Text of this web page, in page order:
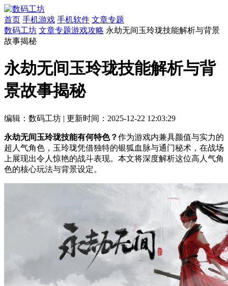
首页 手机游戏 手机软件 文章专题
数码工坊 文章专题游戏攻略 永劫无间玉玲珑技能解析与背景
故事揭秘
永劫无间玉玲珑技能解析与背
景故事揭秘
编辑：数码工坊 | 更新时间：2025-12-22 12:03:29
永劫无间玉玲珑技能有何特色？作为游戏内兼具颜值与实力的
超人气角色，玉玲珑凭借独特的银狐血脉与通门秘术，在战场
上展现出令人惊艳的战斗表现。本文将深度解析这位高人气角
色的核心玩法与背景设定。